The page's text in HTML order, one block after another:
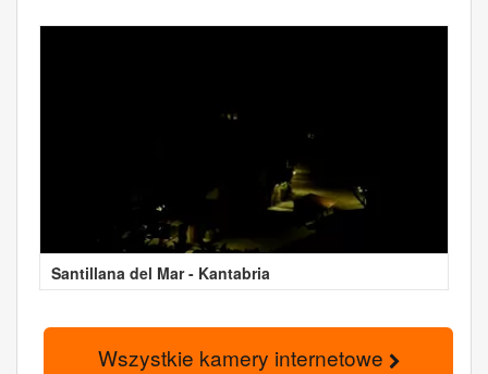
Santillana del Mar - Kantabria
Wszystkie kamery internetowe